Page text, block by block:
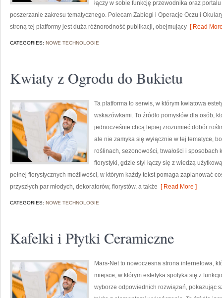
łączy w sobie funkcję przewodnika oraz
poszerzanie zakresu tematycznego. Polecam Zabiegi i Operacje Oczu i
stroną tej platformy jest duża różnorodność publikacji, obejmujący [ Read
CATEGORIES: NOWE TECHNOLOGIE
Kwiaty z Ogrodu do Bukietu
Ta platforma to serwis, w którym kwiatowa
wskazówkami. To źródło pomysłów dla osób,
jednocześnie chcą lepiej zrozumieć dobór
ale nie zamyka się wyłącznie w tej tematyce,
roślinach, sezonowości, trwałości i sposobach
florystyki, gdzie styl łączy się z wiedzą
pełnej florystycznych możliwości, w którym każdy tekst pomaga zaplanować
przyszłych par młodych, dekoratorów, florystów, a także [ Read More ]
CATEGORIES: NOWE TECHNOLOGIE
Kafelki i Płytki Ceramiczne
Mars-Net to nowoczesna strona internetowa,
miejsce, w którym estetyka spotyka się z
wyborze odpowiednich rozwiązań, pokazując